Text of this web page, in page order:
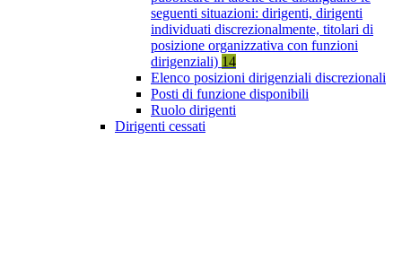
seguenti situazioni: dirigenti, dirigenti
individuati discrezionalmente, titolari di
posizione organizzativa con funzioni
dirigenziali) 14
Elenco posizioni dirigenziali discrezionali
Posti di funzione disponibili
Ruolo dirigenti
Dirigenti cessati